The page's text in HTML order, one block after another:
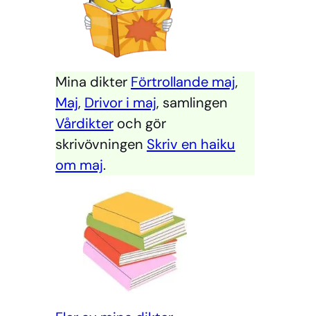
Mina dikter Förtrollande maj,
Maj, Drivor i maj, samlingen
Vårdikter och gör
skrivövningen Skriv en haiku
om maj.